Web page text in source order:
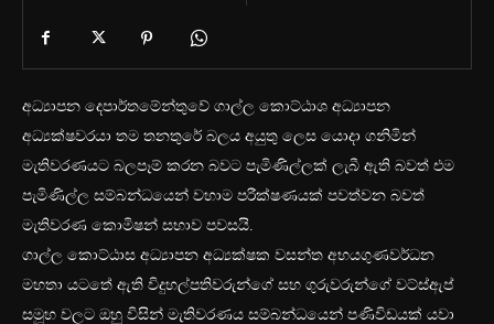
අධ්‍යාපන දෙපාර්තමේන්තුවේ ගාල්ල කොට්ඨාශ අධ්‍යාපන
අධ්‍යක්ෂවරයා තම තනතුරේ බලය අයුතු ලෙස යොදා ගනිමින්
මැතිවරණයට බලපෑම් කරන බවට පැමිණිල්ලක් ලැබී ඇති බවත් එම
පැමිණිල්ල සම්බන්ධයෙන් වහාම පරීක්ෂණයක් පවත්වන බවත්
මැතිවරණ කොමිෂන් සභාව පවසයි.
ගාල්ල කොට්ඨාස අධ්‍යාපන අධ්‍යක්ෂක වසන්ත අභයගුණවර්ධන
මහතා යටතේ ඇති විදුහල්පතිවරුන්ගේ සහ ගුරුවරුන්ගේ වට්ස්ඇප්
සමූහ වලට ඔහු විසින් මැතිවරණය සම්බන්ධයෙන් පණිවිඩයක් යවා